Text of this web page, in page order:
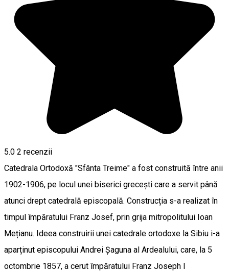
5.0 2 recenzii
Catedrala Ortodoxă "Sfânta Treime" a fost construită între anii
1902-1906, pe locul unei biserici grecești care a servit până
atunci drept catedrală episcopală. Construcția s-a realizat în
timpul împăratului Franz Josef, prin grija mitropolitului Ioan
Mețianu. Ideea construirii unei catedrale ortodoxe la Sibiu i-a
aparținut episcopului Andrei Șaguna al Ardealului, care, la 5
octombrie 1857, a cerut împăratului Franz Joseph I